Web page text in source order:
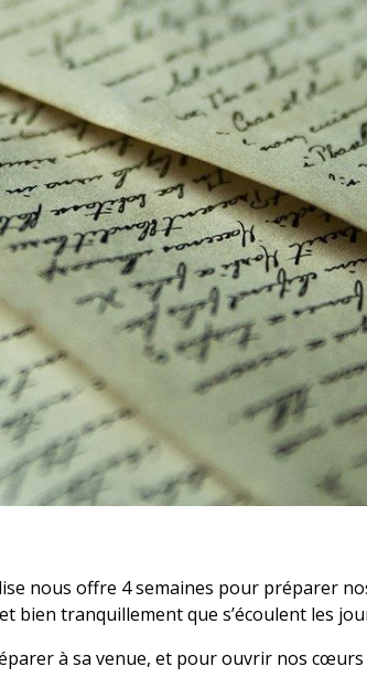
nous offre 4 semaines pour préparer
bien tranquillement que s’écoulent les
à sa venue, et pour ouvrir nos